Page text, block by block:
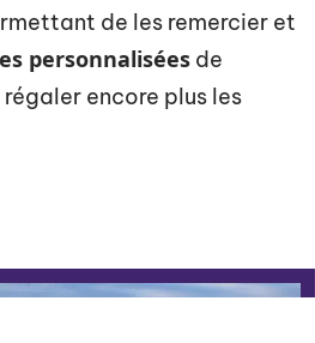
de les remercier et
personnalisées de
encore plus les